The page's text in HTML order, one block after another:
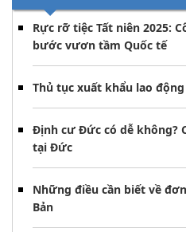
Rực rỡ tiệc Tất niên 2025:
bước vươn tầm Quốc tế
Thủ tục xuất khẩu lao
Định cư Đức có dễ không?
tại Đức
Những điều cần biết về
Bản